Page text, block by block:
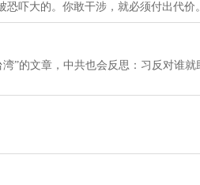
吓大的。你敢干涉，就必须付出代价。
”的文章，中共也会反思：习反对谁就